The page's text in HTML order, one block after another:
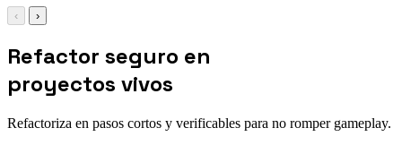
‹ ›
Refactor seguro en
proyectos vivos
Refactoriza en pasos cortos y verificables para no romper gameplay.